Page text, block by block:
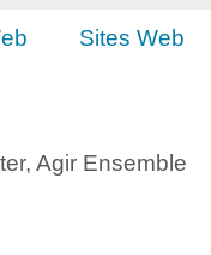
Sites Web
Agir Ensemble